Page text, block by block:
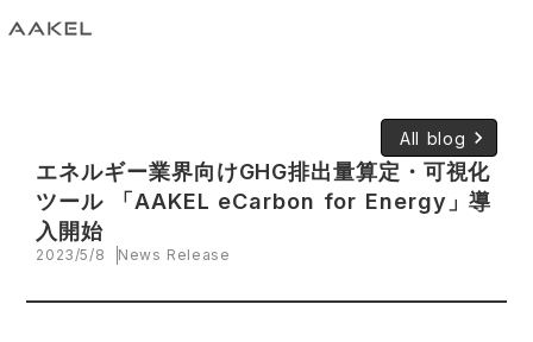
All blog keyboard_arrow_right
エネルギー業界向けGHG排出量算定・可視化
ツール 「AAKEL eCarbon for Energy」導
入開始
2023/5/8 News Release